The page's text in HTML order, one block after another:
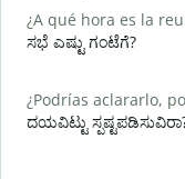
¿A qué hora es la
ಸಭೆ ಎಷ್ಟು ಗಂಟೆಗೆ?
¿Podrías aclararlo,
ದಯವಿಟ್ಟು